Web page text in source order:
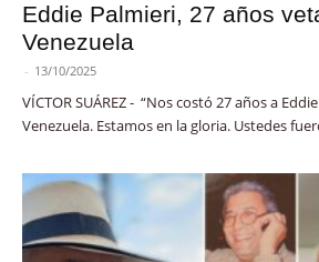
Eddie Palmieri, 27 años
Venezuela
- 13/10/2025
VÍCTOR SUÁREZ - “Nos costó 27 años a
Venezuela. Estamos en la gloria. Ustedes